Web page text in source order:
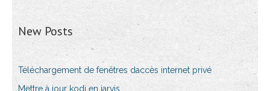
New Posts
Téléchargement de fenêtres daccès internet privé
Mettre à jour kodi en jarvis